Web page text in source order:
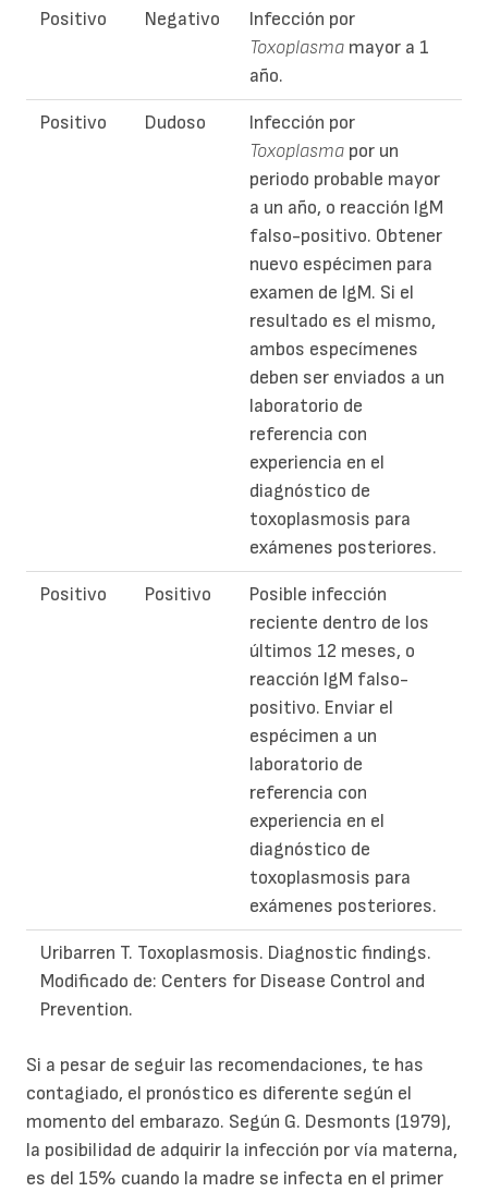
Positivo Negativo
Infección por
Toxoplasma mayor a 1
año.
Positivo Dudoso
Infección por
Toxoplasma por un
periodo probable mayor
a un año, o reacción IgM
falso-positivo. Obtener
nuevo espécimen para
examen de IgM. Si el
resultado es el mismo,
ambos especímenes
deben ser enviados a un
laboratorio de
referencia con
experiencia en el
diagnóstico de
toxoplasmosis para
exámenes posteriores.
Positivo Positivo
Posible infección
reciente dentro de los
últimos 12 meses, o
reacción IgM falso-
positivo. Enviar el
espécimen a un
laboratorio de
referencia con
experiencia en el
diagnóstico de
toxoplasmosis para
exámenes posteriores.
Uribarren T. Toxoplasmosis. Diagnostic findings.
Modificado de: Centers for Disease Control and
Prevention.
Si a pesar de seguir las recomendaciones, te has
contagiado, el pronóstico es diferente según el
momento del embarazo. Según G. Desmonts (1979),
la posibilidad de adquirir la infección por vía materna,
es del 15% cuando la madre se infecta en el primer